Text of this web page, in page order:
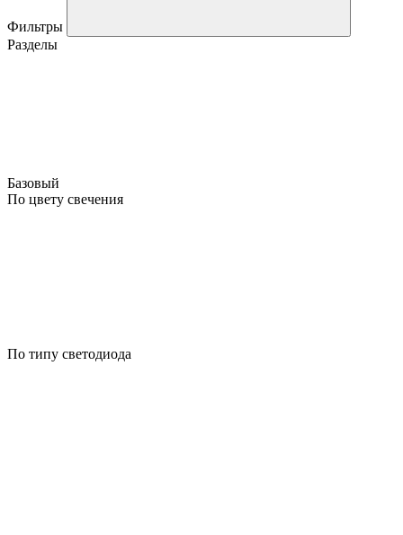
Фильтры
Разделы
Базовый
По цвету свечения
По типу светодиода